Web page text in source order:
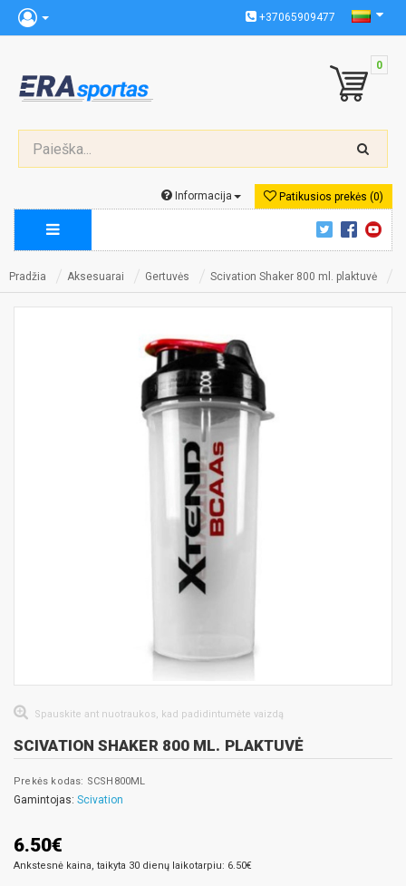
+37065909477
0
Patikusios prekės (0)
Informacija
Pradžia Aksesuarai Gertuvės Scivation Shaker 800 ml. plaktuvė
Spauskite ant nuotraukos, kad padidintumėte vaizdą
SCIVATION SHAKER 800 ML. PLAKTUVĖ
Prekės kodas: SCSH800ML
Gamintojas: Scivation
6.50€
Ankstesnė kaina, taikyta 30 dienų laikotarpiu: 6.50€